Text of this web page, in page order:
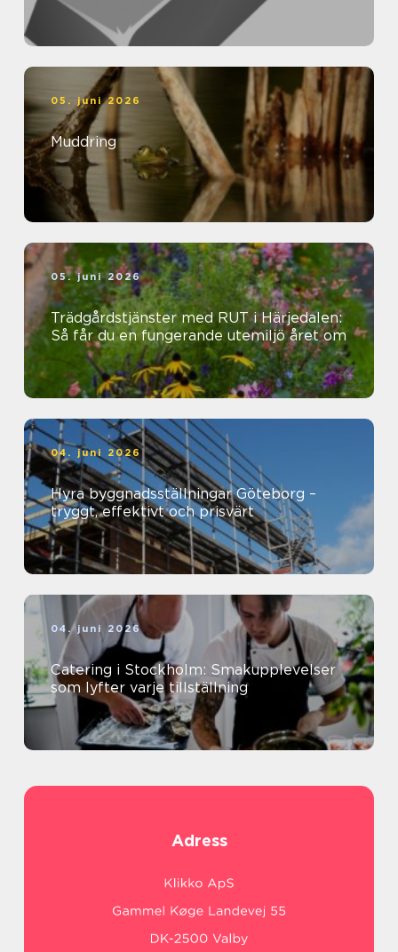
05. juni 2026
Muddring
05. juni 2026
Trädgårdstjänster med RUT i Härjedalen:
Så får du en fungerande utemiljö året om
04. juni 2026
Hyra byggnadsställningar Göteborg –
tryggt, effektivt och prisvärt
04. juni 2026
Catering i Stockholm: Smakupplevelser
som lyfter varje tillställning
Adress